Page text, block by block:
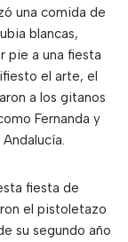
una comida de
blancas,
pie a una fiesta
el arte, el
a los gitanos
Fernanda y
fiesta de
el pistoletazo
su segundo año